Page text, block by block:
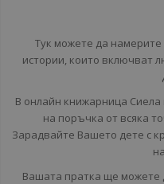
Тук можете да намерите
истории, които включват
В онлайн книжарница
на поръчка от всяка
Зарадвайте Вашето дете с
Вашата пратка ще можете